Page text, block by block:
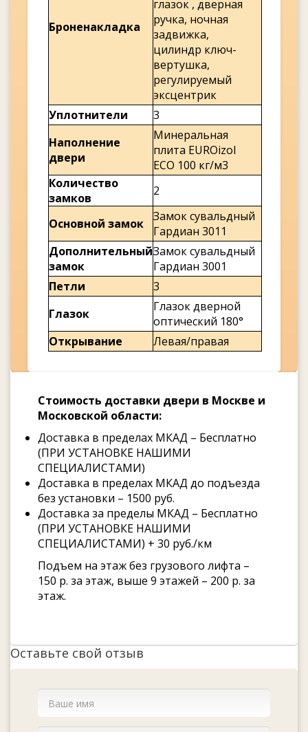
Броненакладка
глазок , дверная
ручка, ночная
задвижка,
цилиндр ключ-
вертушка,
регулируемый
эксцентрик
Уплотнители
3
Наполнение
двери
Минеральная
плита EUROizol
ECO 100 кг/м3
Количество
замков
2
Основной замок
Замок сувальдный
Гардиан 3011
Дополнительный
замок
Замок сувальдный
Гардиан 3001
Петли
3
Глазок
Глазок дверной
оптический 180°
Открывание
Левая/правая
Стоимость доставки двери в Москве и
Московской области:
Доставка в пределах МКАД – Бесплатно
(ПРИ УСТАНОВКЕ НАШИМИ
СПЕЦИАЛИСТАМИ)
Доставка в пределах МКАД до подъезда
без установки – 1500 руб.
Доставка за пределы МКАД – Бесплатно
(ПРИ УСТАНОВКЕ НАШИМИ
СПЕЦИАЛИСТАМИ) + 30 руб./км
Подъем на этаж без грузового лифта –
150 р. за этаж, выше 9 этажей – 200 р. за
этаж.
Оставьте свой отзыв